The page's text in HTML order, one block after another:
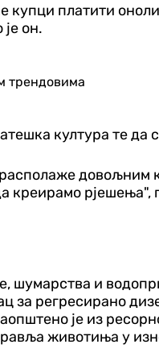
купци платити
он.
култура те да
довољним
креирамо рјешења",
шумарства и
за регресирано
је из
животиња у